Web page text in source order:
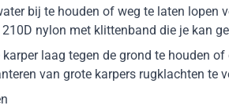
bij te houden of weg te laten
nylon met klittenband die je kan
laag tegen de grond te houden
van grote karpers rugklachten te